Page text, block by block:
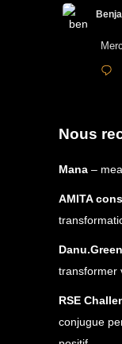
Nous
Mana –
AMITA
Danu.Green
transformer
RSE
conjugue